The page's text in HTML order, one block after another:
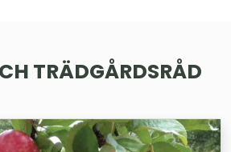
TRÄDGÅRDSRÅD